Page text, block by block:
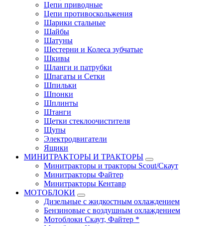
Цепи приводные
Цепи противоскольжения
Шарики стальные
Шайбы
Шатуны
Шестерни и Колеса зубчатые
Шкивы
Шланги и патрубки
Шпагаты и Сетки
Шпильки
Шпонки
Шплинты
Штанги
Щетки стеклоочистителя
Щупы
Электродвигатели
Ящики
МИНИТРАКТОРЫ И ТРАКТОРЫ
Минитракторы и тракторы Scout/Скаут
Минитракторы Файтер
Минитракторы Кентавр
МОТОБЛОКИ
Дизельные с жидкостным охлаждением
Бензиновые с воздушным охлаждением
Мотоблоки Скаут, Файтер *